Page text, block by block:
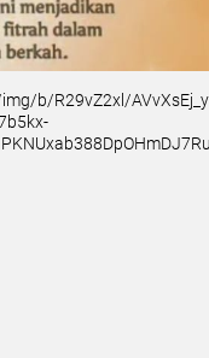
b/R29vZ2xl/